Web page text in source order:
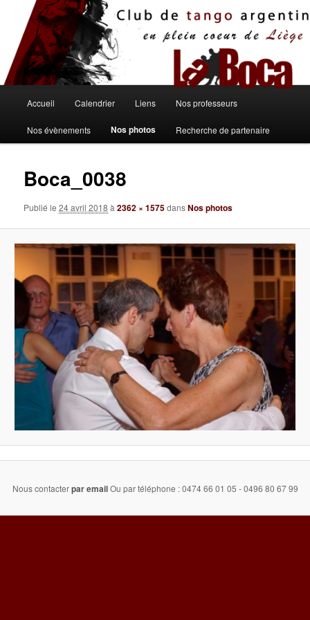
contenu
principal
principal
Accueil Calendrier Liens Nos professeurs
Nos évènements Nos photos Recherche de partenaire
Boca_0038
Publié le24 avril 2018 à2362 × 1575dansNos photos
Nous contacterpar emailOu par téléphone : 0474 66 01 05 - 0496 80 67 99